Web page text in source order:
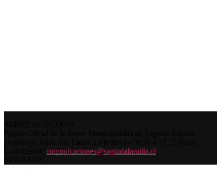
comunicaciones@sagradafamilia.cl